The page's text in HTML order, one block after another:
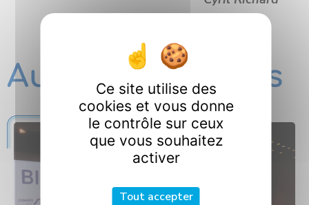
Autres actualités
Ce site utilise des
cookies et vous donne
le contrôle sur ceux
que vous souhaitez
activer
Tout accepter